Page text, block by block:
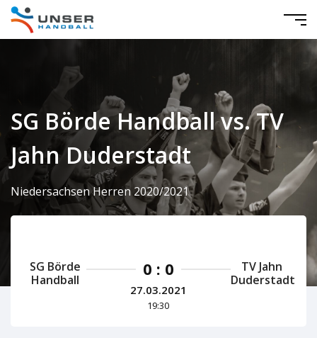
SG Börde Handball vs. TV
Jahn Duderstadt
Niedersachsen Herren 2020/2021
SG Börde
Handball
0 : 0
27.03.2021
19:30
TV Jahn
Duderstadt